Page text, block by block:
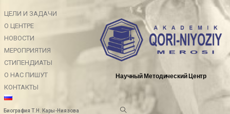
ЦЕЛИ И ЗАДАЧИ
О ЦЕНТРЕ
НОВОСТИ
МЕРОПРИЯТИЯ
СТИПЕНДИАТЫ
О НАС ПИШУТ
КОНТАКТЫ
Научный Методический Центр
Биография Т.Н. Кары-Ниязова